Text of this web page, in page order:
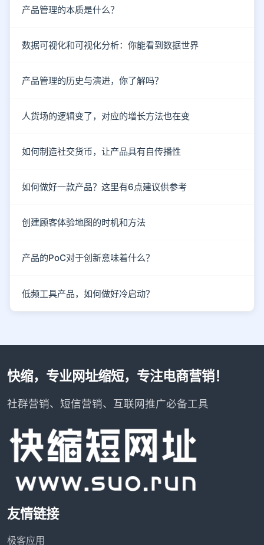
产品管理的本质是什么？
数据可视化和可视化分析：你能看到数据世界
产品管理的历史与演进，你了解吗？
人货场的逻辑变了，对应的增长方法也在变
如何制造社交货币，让产品具有自传播性
如何做好一款产品？这里有6点建议供参考
创建顾客体验地图的时机和方法
产品的PoC对于创新意味着什么？
低频工具产品，如何做好冷启动？
快缩，专业网址缩短，专注电商营销！
社群营销、短信营销、互联网推广必备工具
友情链接
极客应用